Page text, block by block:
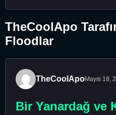
TheCoolApo
Floodlar
TheCoolApoMayıs 18,
Bir Yanardağ ve